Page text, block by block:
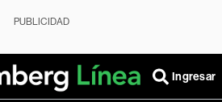
PUBLICIDAD
Ingresar